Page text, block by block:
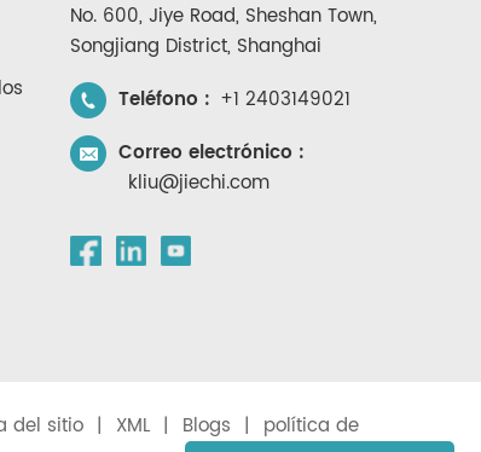
No. 600, Jiye Road, Sheshan Town,
Songjiang District, Shanghai
Teléfono : +1 2403149021
Correo electrónico :
kliu@jiechi.com
del sitio | XML | Blogs | política de